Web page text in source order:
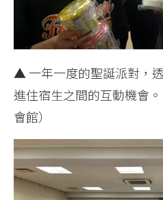
▲ 一年一度的聖誕派對，
進住宿生之間的互動機會
會館）